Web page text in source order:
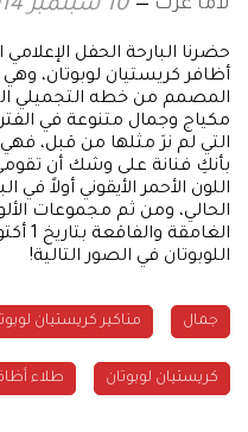
لاما عزت 10 سبتمبر 2014
حضرنا البارحة الحفل
أظافر كريستيان لوبوتان،
المصمم من خطه التجميلي
مكياج وجمال متنوعة في
التي لم نرَ مثلها من قبل،
بأنكِ فنانة على وشك أن
اللون الأحمر الأيقوني أولاً
الحالي، ومن ثم مجموعات
اللوبوتان في الصور التالية!
جمال مناكير كريستيان
كريستيان لوبوتان طلاء